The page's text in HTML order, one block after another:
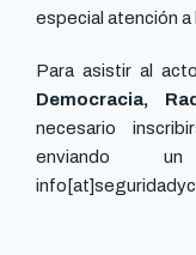
especial atención a
Para asistir al
Democracia,
necesario
enviando